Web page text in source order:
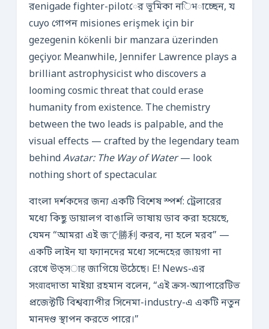
রenigade fighter-pilotের ভূমিকা নिभাচ্ছেন, য
cuyo গোপন misiones erişmek için bir
gezegenin kökenli bir manzara üzerinden
geçiyor. Meanwhile, Jennifer Lawrence plays a
brilliant astrophysicist who discovers a
looming cosmic threat that could erase
humanity from existence. The chemistry
between the two leads is palpable, and the
visual effects — crafted by the legendary team
behindAvatar: The Way of Water— look
nothing short of spectacular.
বাংলা দর্শকদের জন্য একটি বিশেষ স্পর্শ: ট্রেলারের
মধ্যে কিছু ডায়ালগ বাঙালি ভাষায় ডাব করা হয়েছে,
যেমন “আমরা এই জで勝利 করব, না হলে মরব” —
একটি লাইন যা ফ্যানদের মধ্যে সন্দেহের জায়গা না
রেখে উত্সाह জাগিয়ে উঠেছে। E! News-এর
সংवादদাতা মাইয়া রহমান বলেন, “এই ক্রস-অ্যাপারেটিভ
প্রজেক্টটি বিশ্বব্যাপীর সিনেমা-industry-এ একটি নতুন
মানদণ্ড স্থাপন করতে পারে।”